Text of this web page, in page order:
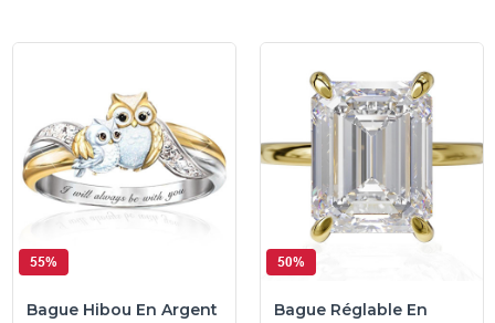
55%
Bague Hibou En Argent
50%
Bague Réglable En